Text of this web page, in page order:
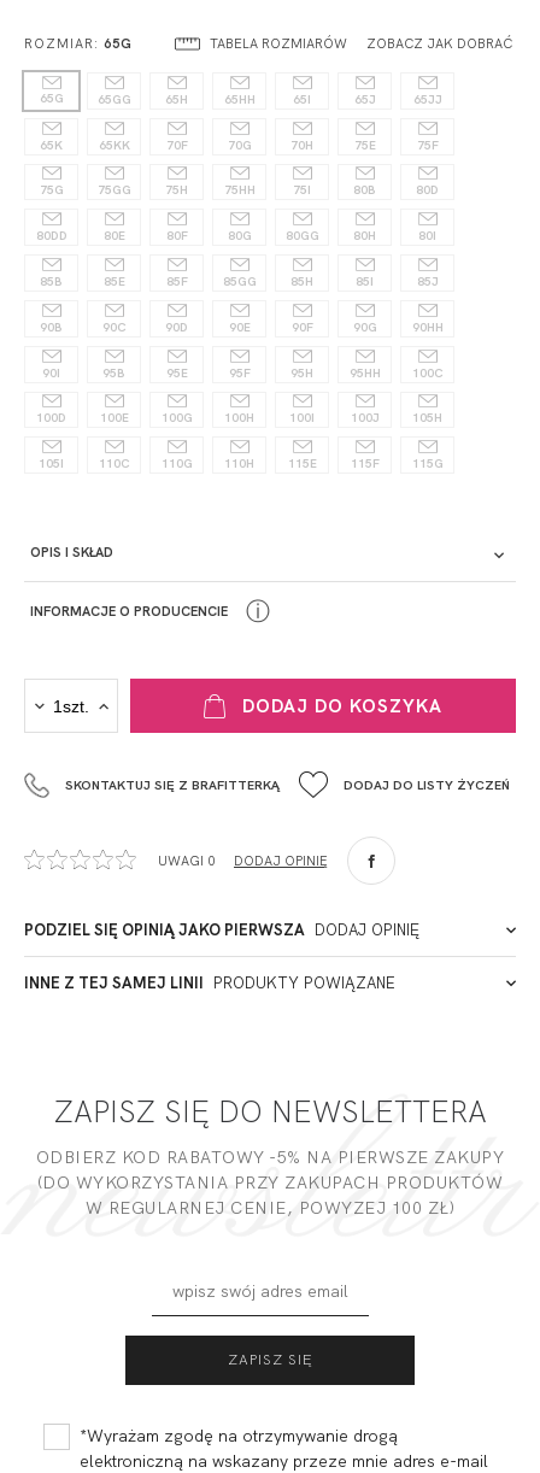
ROZMIAR: 65G TABELA ROZMIARÓW ZOBACZ JAK DOBRAĆ
65G 65GG 65H 65HH 65I 65J 65JJ
65K 65KK 70F 70G 70H 75E 75F
75G 75GG 75H 75HH 75I 80B 80D
80DD 80E 80F 80G 80GG 80H 80I
85B 85E 85F 85GG 85H 85I 85J
90B 90C 90D 90E 90F 90G 90HH
90I 95B 95E 95F 95H 95HH 100C
100D 100E 100G 100H 100I 100J 105H
105I 110C 110G 110H 115E 115F 115G
OPIS I SKŁAD
INFORMACJE O PRODUCENCIE
Fashiontex Group Sp.z o.o. Spółka komandytowa
+48 42 719 43 15
90-057
Polska
ADRES PUNKTU KONTAKTOWEGO
ⓘ
DODAJ DO KOSZYKA
SKONTAKTUJ SIĘ Z BRAFITTERKĄ DODAJ DO LISTY ŻYCZEŃ
UWAGI 0 DODAJ OPINIĘ
PODZIEL SIĘ OPINIĄ JAKO PIERWSZA DODAJ OPINIĘ
Miałeś już kontakt z naszym produktem? Zostaw opinię
INNE Z TEJ SAMEJ LINII PRODUKTY POWIĄZANE
59,80 17,94 zł 129,80
ZAPISZ SIĘ DO NEWSLETTERA
ODBIERZ KOD RABATOWY -5% NA PIERWSZE ZAKUPY
(DO WYKORZYSTANIA PRZY ZAKUPACH PRODUKTÓW
W REGULARNEJ CENIE, POWYZEJ 100 ZŁ)
*Wyrażam zgodę na otrzymywanie drogą
elektroniczną na wskazany przeze mnie adres e-mail